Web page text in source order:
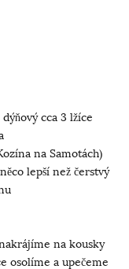
cca 3 lžíce
na Samotách)
lepší než čerstvý
na kousky
osolíme a upečeme